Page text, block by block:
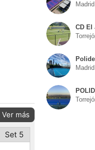
Ver más
Set 5
Madrid
CD El
Madrid